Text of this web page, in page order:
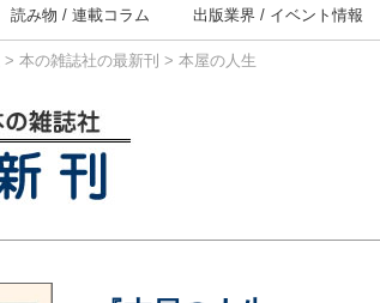
読み物 連載コラム 出版業界 イベント情報
> 本の雑誌社の最新刊 > 本屋の人生